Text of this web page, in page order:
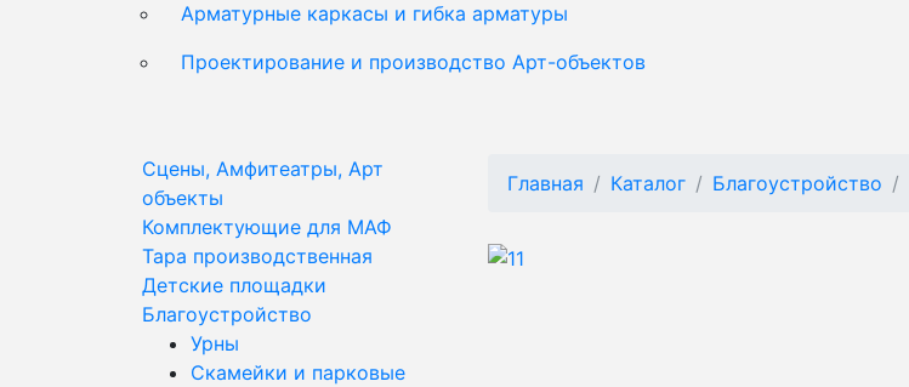
Арматурные каркасы и гибка арматуры
Проектирование и производство Арт-объектов
Сцены, Амфитеатры, Арт
объекты
Комплектующие для МАФ
Тара производственная
Детские площадки
Благоустройство
Урны
Скамейки и парковые
Главная Каталог Благоустройство